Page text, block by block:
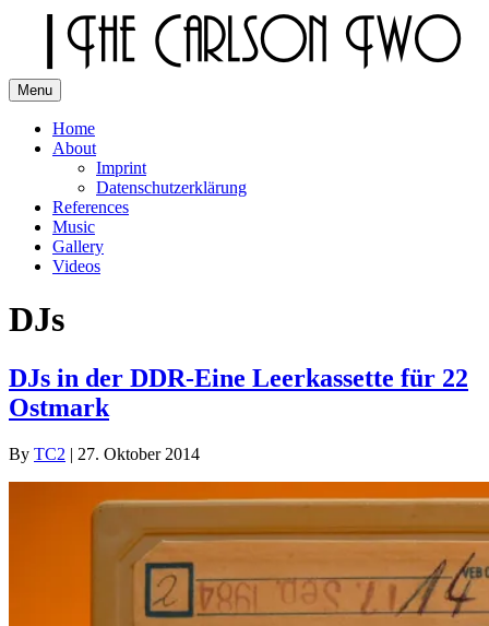
The Carlson Two
Menu
Home
About
Imprint
Datenschutzerklärung
References
Music
Gallery
Videos
DJs
DJs in der DDR-Eine Leerkassette für 22
Ostmark
By TC2 | 27. Oktober 2014